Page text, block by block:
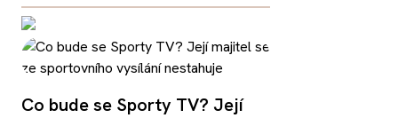
Co bude se Sporty TV? Její